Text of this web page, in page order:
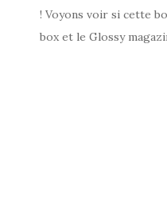
! Voyons voir si cette
box et le Glossy